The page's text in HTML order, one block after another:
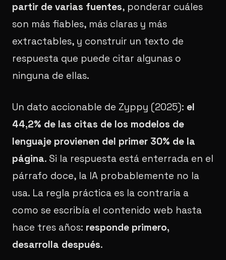
partir de varias fuentes, ponderar cuáles
son más fiables, más claras y más
extractables, y construir un texto de
respuesta que puede citar algunas o
ninguna de ellas.
Un dato accionable de Zyppy (2025): el
44,2% de las citas de los modelos de
lenguaje provienen del primer 30% de la
página. Si la respuesta está enterrada en el
párrafo doce, la IA probablemente no la
usa. La regla práctica es la contraria a
como se escribía el contenido web hasta
hace tres años: responde primero,
desarrolla después.